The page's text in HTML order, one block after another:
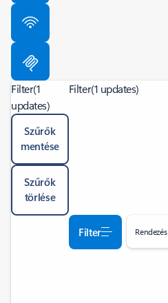
Filter(1
updates)
Szűrők
mentése
Szűrők
törlése
Filter(1 updates)
Filter Rendezés